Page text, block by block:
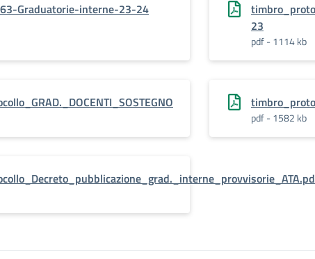
Graduatorie-interne-23-24
23
pdf - 1114 kb
pdf - 1582 kb